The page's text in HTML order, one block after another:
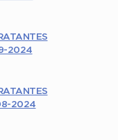
2024
2024